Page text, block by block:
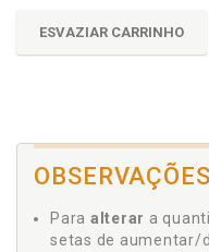
ESVAZIAR CARRINHO
OBSERVAÇÕES
Para alterar a
setas de aumentar/